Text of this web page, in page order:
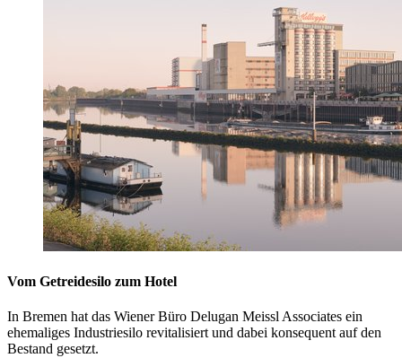
Vom Getreidesilo zum Hotel
In Bremen hat das Wiener Büro Delugan Meissl Associates ein
ehemaliges Industriesilo revitalisiert und dabei konsequent auf den
Bestand gesetzt.